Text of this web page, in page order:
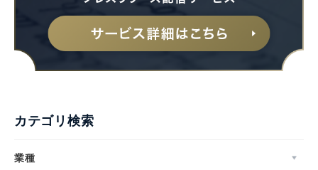
カテゴリ検索
業種